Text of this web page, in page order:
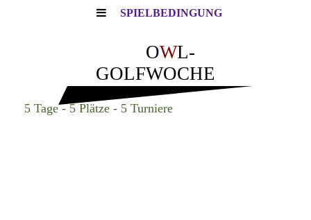
SPIELBEDINGUNG
OWL-
GOLFWOCHE
5 Tage - 5 Plätze - 5 Turniere